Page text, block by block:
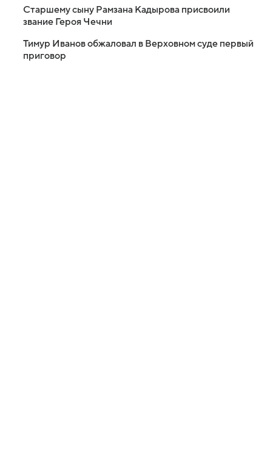
Старшему сыну Рамзана Кадырова присвоили
звание Героя Чечни
Тимур Иванов обжаловал в Верховном суде первый
приговор